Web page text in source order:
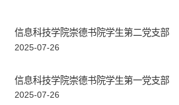
信息科技学院崇德书院学生第二党支部
2025-07-26
信息科技学院崇德书院学生第一党支部
2025-07-26